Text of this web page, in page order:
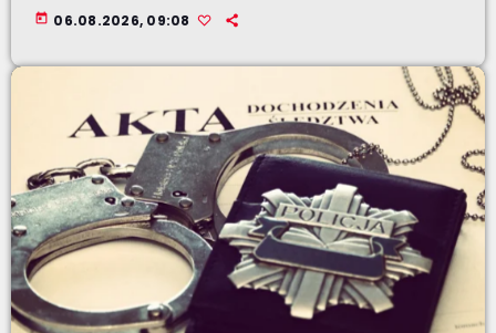
today 06.08.2026, 09:08